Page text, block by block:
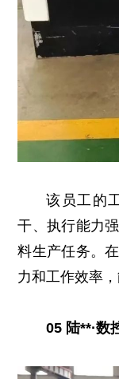
该员工的
干、执行能力
料生产任务。
力和工作效率
05 陆**·数